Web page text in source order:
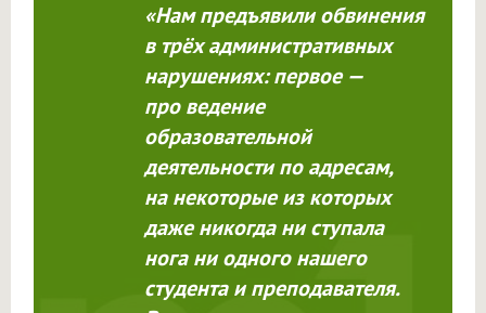
«Нам предъявили обвинения
в трёх административных
нарушениях: первое —
про ведение
образовательной
деятельности по адресам,
на некоторые из которых
даже никогда ни ступала
нога ни одного нашего
студента и преподавателя.